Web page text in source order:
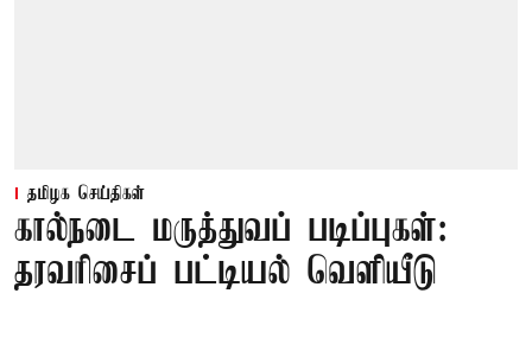
தமிழக செய்திகள்
கால்நடை மருத்துவப் படிப்புகள்:
தரவரிசைப் பட்டியல் வெளியீடு